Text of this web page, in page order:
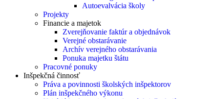
Autoevalvácia školy
Projekty
Financie a majetok
Zverejňovanie faktúr a objednávok
Verejné obstarávanie
Archív verejného obstarávania
Ponuka majetku štátu
Pracovné ponuky
Inšpekčná činnosť
Práva a povinnosti školských inšpektorov
Plán inšpekčného výkonu